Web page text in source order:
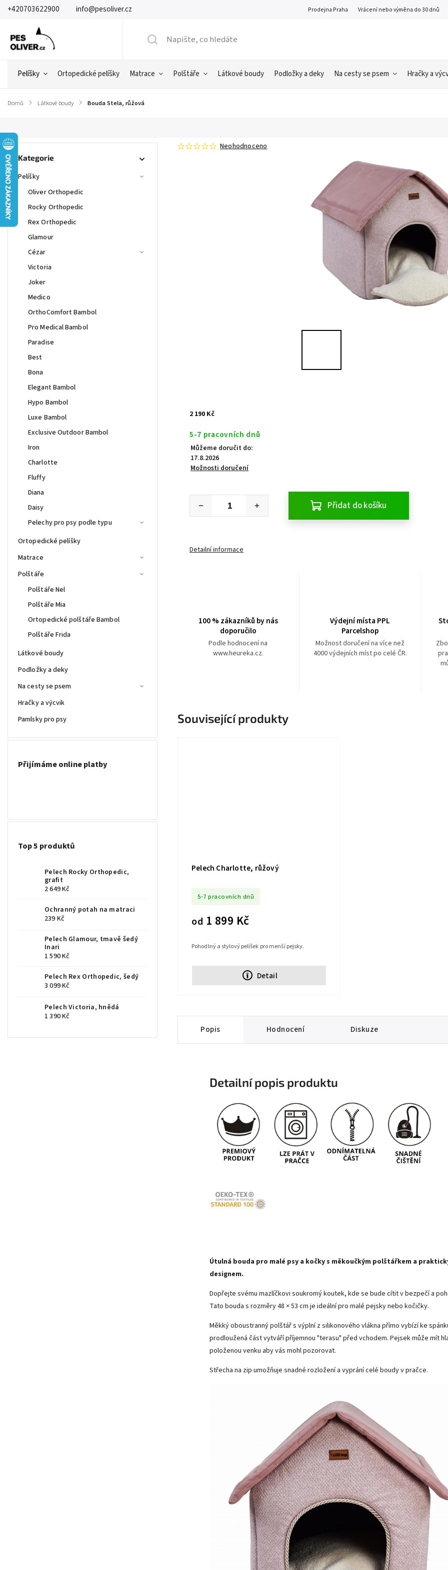
+420703622900 info@pesoliver.cz Prodejna Praha Vrácení nebo výměna do 30 dnů
Pelíšky Ortopedické pelíšky Matrace Polštáře Látkové boudy Podložky a deky Na cesty se psem Hračky a
Domů / Látkové boudy / Bouda Stela, růžová
Kategorie
Pelíšky
Oliver Orthopedic
Rocky Orthopedic
Rex Orthopedic
Glamour
Cézar
Victoria
Joker
Medico
OrthoComfort Bambol
Pro Medical Bambol
Paradise
Best
Bona
Elegant Bambol
Hypo Bambol
Luxe Bambol
Exclusive Outdoor Bambol
Iron
Charlotte
Fluffy
Diana
Daisy
Pelechy pro psy podle typu
Ortopedické pelíšky
Matrace
Polštáře
Polštáře Nel
Polštáře Mia
Ortopedické polštáře Bambol
Polštáře Frida
Látkové boudy
Podložky a deky
Na cesty se psem
Hračky a výcvik
Pamlsky pro psy
Přijímáme online platby
Top 5 produktů
Pelech Rocky Orthopedic,
grafit
2 649 Kč
Ochranný potah na matraci
239 Kč
Pelech Glamour, tmavě šedý
Inari
1 590 Kč
Pelech Rex Orthopedic, šedý
3 099 Kč
Pelech Victoria, hnědá
1 390 Kč
Neohodnoceno
2 190 Kč
5-7 pracovních dnů
Můžeme doručit do:
17.8.2026
Možnosti doručení
Přidat do košíku
Detailní informace
100 % zákazníků by nás
doporučilo
Podle hodnocení na
www.heureka.cz.
Výdejní místa PPL
Parcelshop
Možnost doručení na více než
4000 výdejních míst po celé ČR.
Související produkty
Pelech Charlotte, růžový
5-7 pracovních dnů
od 1 899 Kč
Detail
Pohodlný a stylový pelíšek pro menší pejsky.
Popis Hodnocení Diskuze
Detailní popis produktu
Útulná bouda pro malé psy a kočky s měkoučkým polštářkem a
designem.
Dopřejte svému mazlíčkovi soukromý koutek, kde se bude cítit v bezpečí a
Tato bouda s rozměry 48 × 53 cm je ideální pro malé pejsky nebo kočičky.
Měkký oboustranný polštář s výplní z silikonového vlákna přímo vybízí ke
prodloužená část vytváří příjemnou "terasu" před vchodem. Pejsek může mít
položenou venku aby vás mohl pozorovat.
Střecha na zip umožňuje snadné rozložení a vyprání celé boudy v pračce.